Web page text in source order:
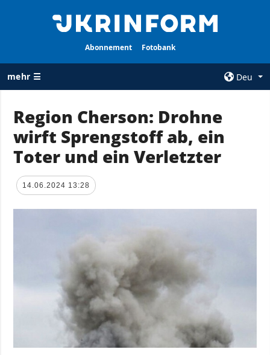
Abonnement Fotobank
mehr ☰
Deu
ALLE
RUBRIKEN
Krieg
Wiederaufbau
Gesellschaft und
Kultur
Kriminalität
Notstand und
AGENTUR
Über uns
Politik zur
personenbezogener
Daten
Region Cherson: Drohne
wirft Sprengstoff ab, ein
Toter und ein Verletzter
14.06.2024 13:28